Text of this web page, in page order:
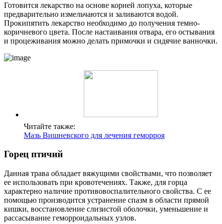
Готовится лекарство на основе корней лопуха, которые
предварительно измельчаются и заливаются водой.
Прокипятить лекарство необходимо до получения темно-
коричневого цвета. После настаивания отвара, его остывания
и процеживания можно делать примочки и сидячие ванночки.
Читайте также:
Мазь Вишневского для лечения геморроя
Горец птичий
Данная трава обладает вяжущими свойствами, что позволяет
ее использовать при кровотечениях. Также, для горца
характерно наличие противовоспалительного свойства. С ее
помощью производится устранение спазм в области прямой
кишки, восстановление слизистой оболочки, уменьшение и
рассасывание геморроидальных узлов.